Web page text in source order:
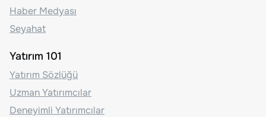
Haber Medyası
Seyahat
Yatırım 101
Yatırım Sözlüğü
Uzman Yatırımcılar
Deneyimli Yatırımcılar